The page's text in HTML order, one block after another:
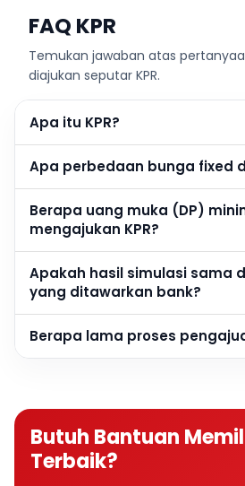
FAQ KPR
Temukan jawaban atas
diajukan seputar KPR.
Apa itu KPR?
Apa perbedaan bunga fixed
Berapa uang muka (DP)
mengajukan KPR?
Apakah hasil simulasi sama
yang ditawarkan bank?
Berapa lama proses
Butuh Bantuan
Terbaik?